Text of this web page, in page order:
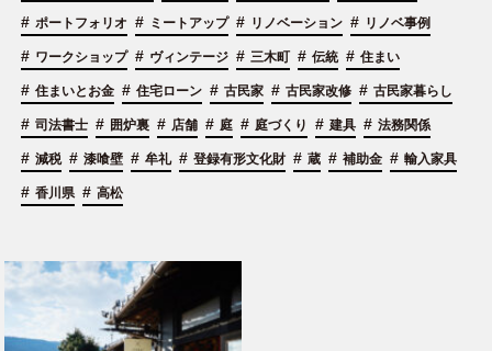
# ポートフォリオ # ミートアップ # リノベーション # リノベ事例
# ワークショップ # ヴィンテージ # 三木町 # 伝統 # 住まい
# 住まいとお金 # 住宅ローン # 古民家 # 古民家改修 # 古民家暮らし
# 司法書士 # 囲炉裏 # 店舗 # 庭 # 庭づくり # 建具 # 法務関係
# 減税 # 漆喰壁 # 牟礼 # 登録有形文化財 # 蔵 # 補助金 # 輸入家具
# 香川県 # 高松